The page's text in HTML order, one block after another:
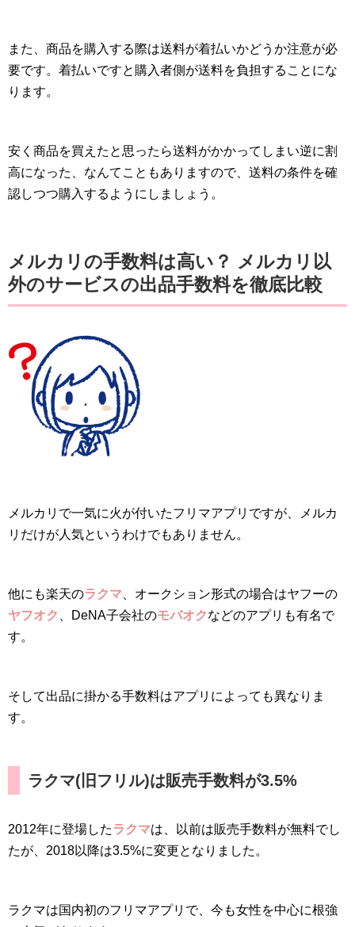
また、商品を購入する際は送料が着払いかどうか注意が必
要です。着払いですと購入者側が送料を負担することにな
ります。
安く商品を買えたと思ったら送料がかかってしまい逆に割
高になった、なんてこともありますので、送料の条件を確
認しつつ購入するようにしましょう。
メルカリの手数料は高い？ メルカリ以
外のサービスの出品手数料を徹底比較
メルカリで一気に火が付いたフリマアプリですが、メルカ
リだけが人気というわけでもありません。
他にも楽天のラクマ 、オークション形式の場合はヤフーの
ヤフオク
、DeNA子会社のモバオクなどのアプリも有名で
す。
そして出品に掛かる手数料はアプリによっても異なりま
す。
ラクマ(旧フリル)は販売手数料が3.5%
2012年に登場したラクマは、以前は販売手数料が無料でし
たが、2018以降は3.5%に変更となりました。
ラクマは国内初のフリマアプリで、今も女性を中心に根強